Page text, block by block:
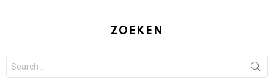
ZOEKEN
for: